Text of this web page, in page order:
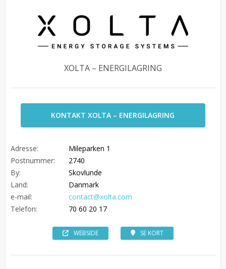
XOLTA – ENERGILAGRING
KONTAKT XOLTA – ENERGILAGRING
Adresse:
Mileparken 1
Postnummer:
2740
By:
Skovlunde
Land:
Danmark
e-mail:
contact@xolta.com
Telefon:
70 60 20 17
WEBSIDE SE KORT